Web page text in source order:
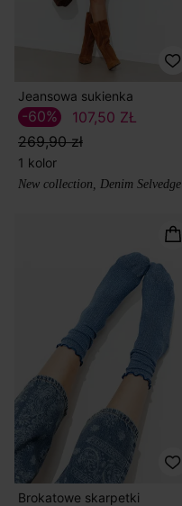
Jeansowa sukienka
107,50 ZŁ
269,90 zł
-60%
1 kolor
New collection, Denim Selvedge
Brokatowe skarpetki